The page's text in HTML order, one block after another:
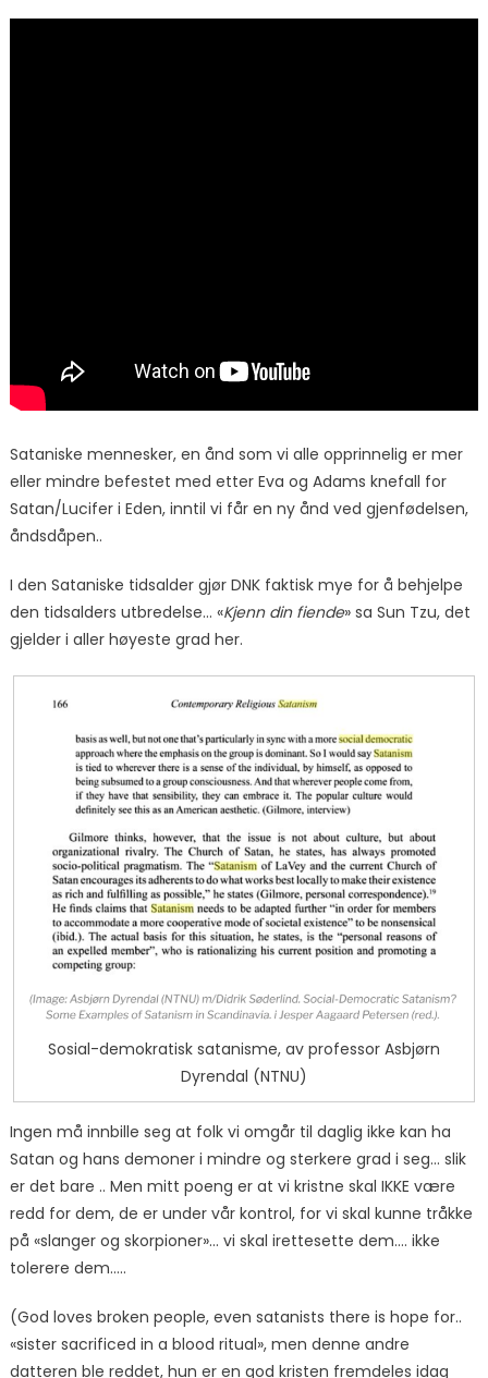
Sataniske mennesker, en ånd som vi alle opprinnelig er mer
eller mindre befestet med etter Eva og Adams knefall for
Satan/Lucifer i Eden, inntil vi får en ny ånd ved gjenfødelsen,
åndsdåpen..
I den Sataniske tidsalder gjør DNK faktisk mye for å behjelpe
den tidsalders utbredelse… «Kjenn din fiende» sa Sun Tzu, det
gjelder i aller høyeste grad her.
Sosial-demokratisk satanisme, av professor Asbjørn
Dyrendal (NTNU)
Ingen må innbille seg at folk vi omgår til daglig ikke kan ha
Satan og hans demoner i mindre og sterkere grad i seg… slik
er det bare .. Men mitt poeng er at vi kristne skal IKKE være
redd for dem, de er under vår kontrol, for vi skal kunne tråkke
på «slanger og skorpioner»… vi skal irettesette dem…. ikke
tolerere dem…..
(God loves broken people, even satanists there is hope for..
«sister sacrificed in a blood ritual», men denne andre
datteren ble reddet, hun er en god kristen fremdeles idag